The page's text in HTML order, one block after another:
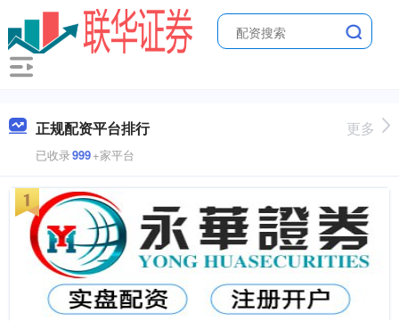
正规配资平台排行
已收录999+家平台
更多